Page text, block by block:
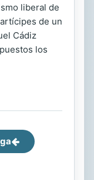
liberal de
de un
Cádiz
los